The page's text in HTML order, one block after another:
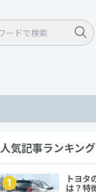
人気記事ランキング